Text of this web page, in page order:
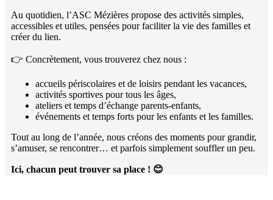
Au quotidien, l’ASC Mézières propose des activités simples,
accessibles et utiles, pensées pour faciliter la vie des familles et
créer du lien.
👉 Concrètement, vous trouverez chez nous :
accueils périscolaires et de loisirs pendant les vacances,
activités sportives pour tous les âges,
ateliers et temps d’échange parents-enfants,
événements et temps forts pour les enfants et les familles.
Tout au long de l’année, nous créons des moments pour grandir,
s’amuser, se rencontrer… et parfois simplement souffler un peu.
Ici, chacun peut trouver sa place ! 😊